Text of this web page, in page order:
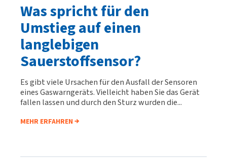
Was spricht für den
Umstieg auf einen
langlebigen
Sauerstoffsensor?
Es gibt viele Ursachen für den Ausfall der Sensoren
eines Gaswarngeräts. Vielleicht haben Sie das Gerät
fallen lassen und durch den Sturz wurden die...
MEHR ERFAHREN